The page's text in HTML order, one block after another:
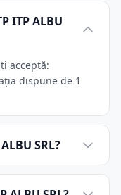
ITP ALBU
acceptă:
dispune de 1
SRL?